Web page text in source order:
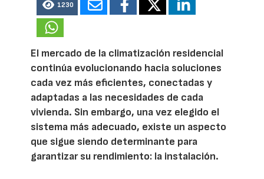
1230
El mercado de la climatización residencial
continúa evolucionando hacia soluciones
cada vez más eficientes, conectadas y
adaptadas a las necesidades de cada
vivienda. Sin embargo, una vez elegido el
sistema más adecuado, existe un aspecto
que sigue siendo determinante para
garantizar su rendimiento: la instalación.